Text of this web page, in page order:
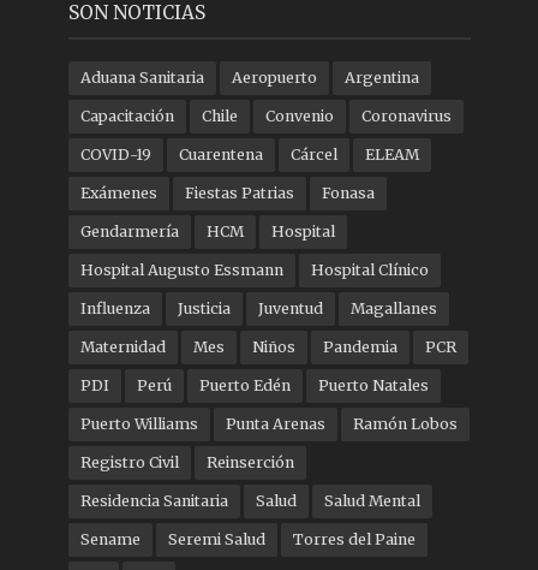
SON NOTICIAS
Aduana Sanitaria Aeropuerto Argentina
Capacitación Chile Convenio Coronavirus
COVID-19 Cuarentena Cárcel ELEAM
Exámenes Fiestas Patrias Fonasa
Gendarmería HCM Hospital
Hospital Augusto Essmann Hospital Clínico
Influenza Justicia Juventud Magallanes
Maternidad Mes Niños Pandemia PCR
PDI Perú Puerto Edén Puerto Natales
Puerto Williams Punta Arenas Ramón Lobos
Registro Civil Reinserción
Residencia Sanitaria Salud Salud Mental
Sename Seremi Salud Torres del Paine